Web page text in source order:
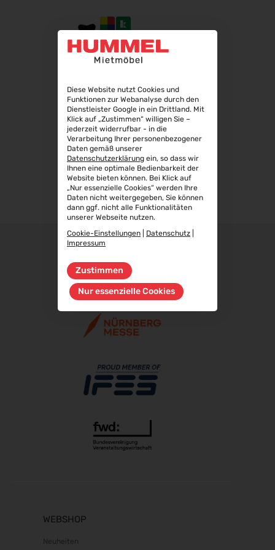
22.09.2026 - 25.09.2026
Steuerberater Expo 2026
24.09.2026 - 24.09.2026
25.09.2026 - 26.09.2026
POWTECH 2026
29.09.2026 - 01.10.2026
IMAGING WORLD 2026
02.10.2026 - 04.10.2026
Expo Real 2026
05.10.2026 - 07.10.2026
VISION 2026
interbad 2026
Aluminium Düsseldorf 2026
06.10.2026 - 08.10.2026
08.10.2026 - 09.10.2026
13.10.2026 - 15.10.2026
15.10.2026 - 18.10.2026
21.10.2026 - 24.10.2026
077
WEBSHOP
Neuheiten
Diese Website nutzt Cookies und
Funktionen zur Webanalyse durch den
Dienstleister Google in ein Drittland. Mit
Klick auf „Zustimmen“ willigen Sie –
jederzeit widerrufbar - in die
Verarbeitung Ihrer personenbezogener
Daten gemäß unserer
Datenschutzerklärung ein, so dass wir
Ihnen eine optimale Bedienbarkeit der
Website bieten können. Bei Klick auf
„Nur essenzielle Cookies“ werden Ihre
Daten nicht weitergegeben, Sie können
dann ggf. nicht alle Funktionalitäten
unserer Webseite nutzen.
Cookie-Einstellungen
Datenschutz
Impressum
Zustimmen
Nur essenzielle Cookies